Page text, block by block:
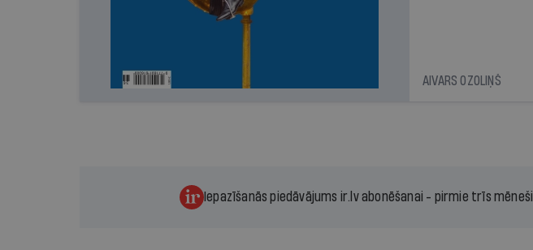
AIVARS OZOLIŅŠ
Iepazīšanās piedāvājums ir.lv abonēšanai - pirmie trīs mēneši